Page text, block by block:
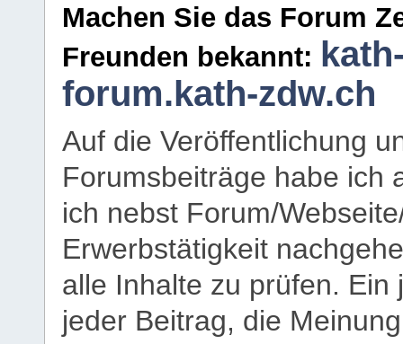
Machen Sie das Forum
Freunden bekannt:
forum.kath-zdw.ch
Auf die Veröffentlichung
Forumsbeiträge habe ich
ich nebst Forum/
Erwerbstätigkeit
alle Inhalte zu prüfen.
jeder Beitrag, die